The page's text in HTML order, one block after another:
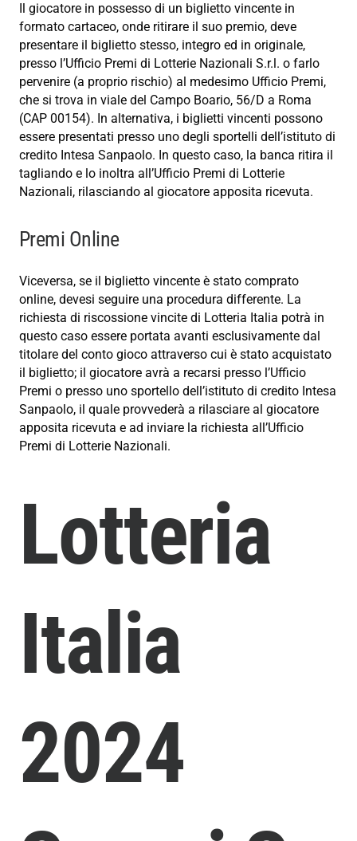
Il giocatore in possesso di un biglietto vincente in
formato cartaceo, onde ritirare il suo premio, deve
presentare il biglietto stesso, integro ed in originale,
presso l’Ufficio Premi di Lotterie Nazionali S.r.l. o farlo
pervenire (a proprio rischio) al medesimo Ufficio Premi,
che si trova in viale del Campo Boario, 56/D a Roma
(CAP 00154). In alternativa, i biglietti vincenti possono
essere presentati presso uno degli sportelli dell’istituto di
credito Intesa Sanpaolo. In questo caso, la banca ritira il
tagliando e lo inoltra all’Ufficio Premi di Lotterie
Nazionali, rilasciando al giocatore apposita ricevuta.
Premi Online
Viceversa, se il biglietto vincente è stato comprato
online, devesi seguire una procedura differente. La
richiesta di riscossione vincite di Lotteria Italia potrà in
questo caso essere portata avanti esclusivamente dal
titolare del conto gioco attraverso cui è stato acquistato
il biglietto; il giocatore avrà a recarsi presso l’Ufficio
Premi o presso uno sportello dell’istituto di credito Intesa
Sanpaolo, il quale provvederà a rilasciare al giocatore
apposita ricevuta e ad inviare la richiesta all’Ufficio
Premi di Lotterie Nazionali.
Lotteria
Italia
2024